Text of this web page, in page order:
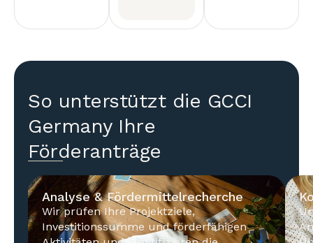
So unterstützt die GCCI
Germany Ihre
Förderanträge
Analyse & Fördermittelrecherche
Wir prüfen Ihre Projektziele,
Investitionssumme und förderfähigen